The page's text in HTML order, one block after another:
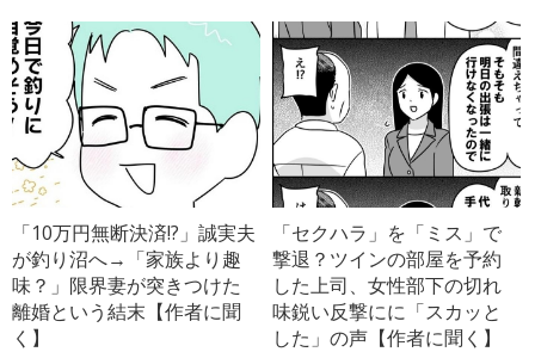
「10万円無断決済!?」誠実夫
が釣り沼へ→「家族より趣
味？」限界妻が突きつけた
離婚という結末【作者に聞
く】
「セクハラ」を「ミス」で
撃退？ツインの部屋を予約
した上司、女性部下の切れ
味鋭い反撃にに「スカッと
した」の声【作者に聞く】